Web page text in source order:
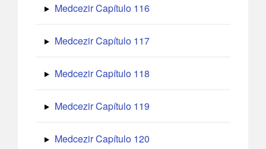
Medcezir Capítulo 116
Medcezir Capítulo 117
Medcezir Capítulo 118
Medcezir Capítulo 119
Medcezir Capítulo 120